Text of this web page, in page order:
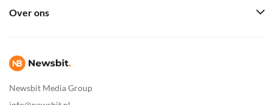
Newsbit Media Group
Over ons